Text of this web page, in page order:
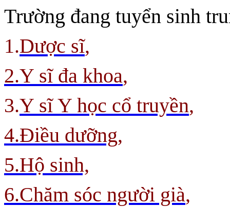
Trường đang tuyển sinh
1.Dược sĩ,
2.Y sĩ đa khoa,
3.Y sĩ Y học cổ truyền,
4.Điều dưỡng,
5.Hộ sinh,
6.Chăm sóc người già,